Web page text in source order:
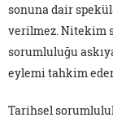
sonuna dair
verilmez. Nitekim
sorumluluğu
eylemi tahkim
Tarihsel